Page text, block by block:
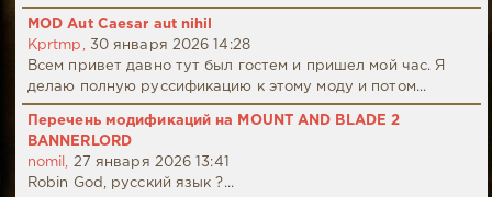
MOD Aut Caesar aut nihil
Kprtmp,
30 января 2026 14:28
Всем привет давно тут был гостем и пришел мой час. Я
делаю полную руссификацию к этому моду и потом...
Перечень модификаций на MOUNT AND BLADE 2
BANNERLORD
nomil,
27 января 2026 13:41
Robin God, русский язык ?...